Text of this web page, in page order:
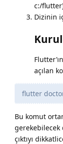
c:/
Dizinin
açılan
flutter
Bu komut
gerekebilecek
çıktıyı